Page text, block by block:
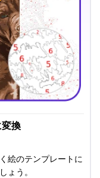
換
絵のテンプレートに
ょう。